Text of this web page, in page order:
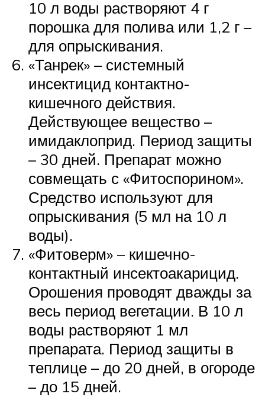
10 л воды растворяют 4 г
порошка для полива или 1,2 г –
для опрыскивания.
«Танрек» – системный
инсектицид контактно-
кишечного действия.
Действующее вещество –
имидаклоприд. Период защиты
– 30 дней. Препарат можно
совмещать с «Фитоспорином».
Средство используют для
опрыскивания (5 мл на 10 л
воды).
«Фитоверм» – кишечно-
контактный инсектоакарицид.
Орошения проводят дважды за
весь период вегетации. В 10 л
воды растворяют 1 мл
препарата. Период защиты в
теплице – до 20 дней, в огороде
– до 15 дней.